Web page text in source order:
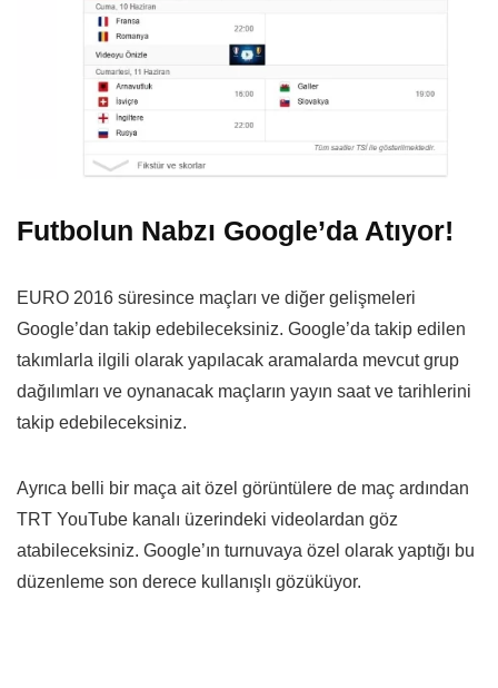
Futbolun Nabzı Google’da Atıyor!
EURO 2016 süresince maçları ve diğer gelişmeleri
Google’dan takip edebileceksiniz. Google’da takip edilen
takımlarla ilgili olarak yapılacak aramalarda mevcut grup
dağılımları ve oynanacak maçların yayın saat ve tarihlerini
takip edebileceksiniz.
Ayrıca belli bir maça ait özel görüntülere de maç ardından
TRT YouTube kanalı üzerindeki videolardan göz
atabileceksiniz. Google’ın turnuvaya özel olarak yaptığı bu
düzenleme son derece kullanışlı gözüküyor.